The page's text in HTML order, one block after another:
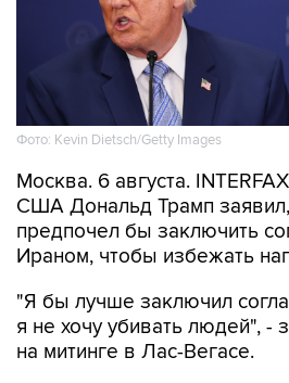
Фото: Kevin Dietsch/Getty Images
Москва. 6 августа.
США Дональд Трамп
предпочел бы заключить
Ираном, чтобы избежать
"Я бы лучше заключил
я не хочу убивать людей", -
на митинге в Лас-Вегасе.